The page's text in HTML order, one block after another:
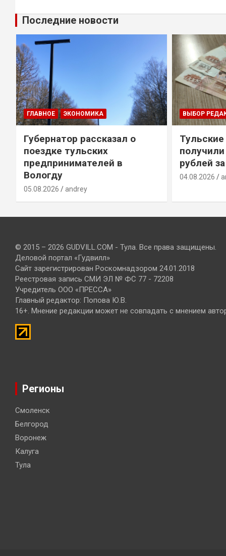
Последние новости
ГЛАВНОЕ ЭКОНОМИКА
Губернатор рассказал о
поездке тульских
предпринимателей в
Вологду
05.08.2026 andrey
ВЫБОР
рублей
04.08.2026
© 2015 – 2026 GUDVILL.COM - Тула. Все права защищены.
Деловой портал «Гудвилл»
Сайт зарегистрирован Роскомнадзором 24.01.2018
Реестровая запись СМИ ЭЛ № ФС 77 - 72208
Учредитель ООО «ПРЕССА»
Главный редактор: Попова Ю.В.
16+. Мнение редакции может не совпадать с мнением
Регионы
Смоленск
Белгород
Воронеж
Калуга
Тула